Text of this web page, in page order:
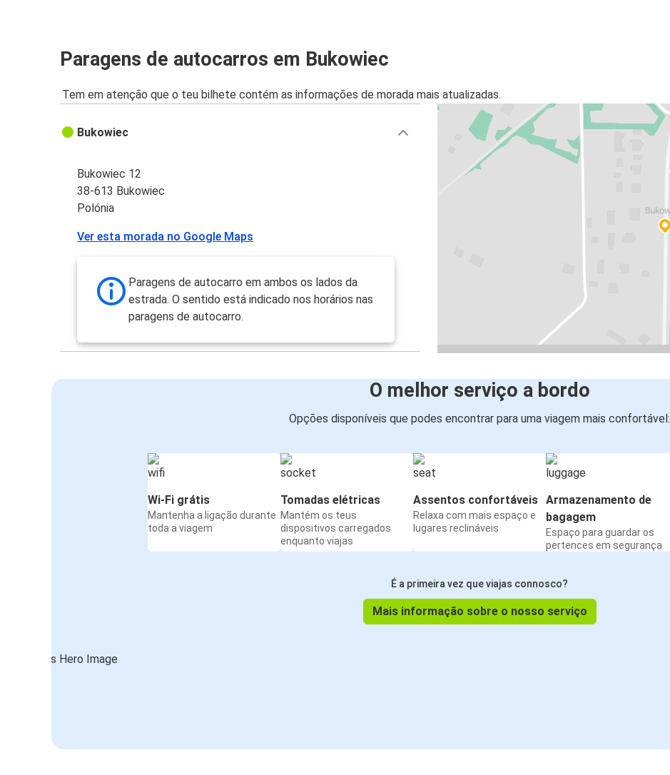
Paragens de autocarros em Bukowiec
Tem em atenção que o teu bilhete contém as informações de morada mais atualizadas.
Bukowiec
Bukowiec 12
38-613 Bukowiec
Polónia
Ver esta morada no Google Maps
Paragens de autocarro em ambos os lados da
estrada. O sentido está indicado nos horários nas
paragens de autocarro.
O melhor serviço a bordo
Opções disponíveis que podes encontrar para uma viagem mais confortável:
Wi-Fi grátis
Mantenha a ligação durante
toda a viagem
Tomadas elétricas
Mantém os teus
dispositivos carregados
enquanto viajas
Assentos confortáveis
Relaxa com mais espaço e
lugares reclináveis
Armazenamento de
bagagem
Espaço para guardar os
pertences em segurança
É a primeira vez que viajas connosco?
Mais informação sobre o nosso serviço